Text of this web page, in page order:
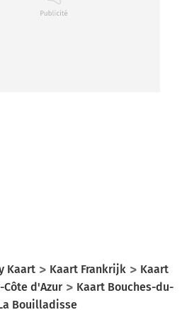
Kaart Kaart Frankrijk
Kaart
Côte d'Azur
Kaart Bouches-du-
Bouilladisse